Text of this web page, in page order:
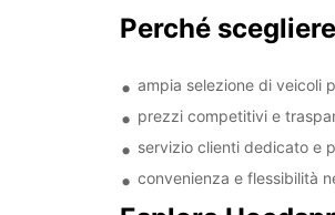
Perché
ampia selezione di veicoli
prezzi competitivi e
servizio clienti dedicato e
convenienza e flessibilità